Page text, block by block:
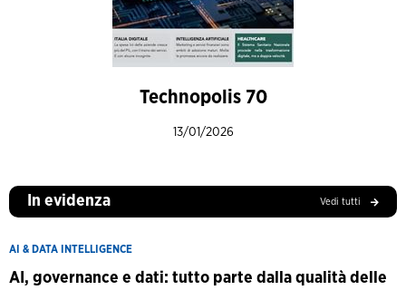
Technopolis 70
13/01/2026
In evidenza Vedi tutti
AI & DATA INTELLIGENCE
AI, governance e dati: tutto parte dalla qualità delle